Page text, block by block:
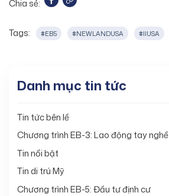
Chia sẻ:
Tags: #EB5 #NEWLANDUSA #IIUSA
Danh mục tin tức
Tin tức bên lề
Chương trình EB-3: Lao động tay nghề
Tin nổi bật
Tin di trú Mỹ
Chương trình EB-5: Đầu tư định cư